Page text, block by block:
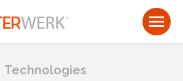
Technologies